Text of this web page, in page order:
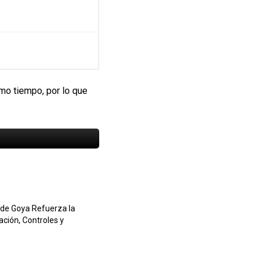
tiempo, por lo que
Goya Refuerza la
Controles y